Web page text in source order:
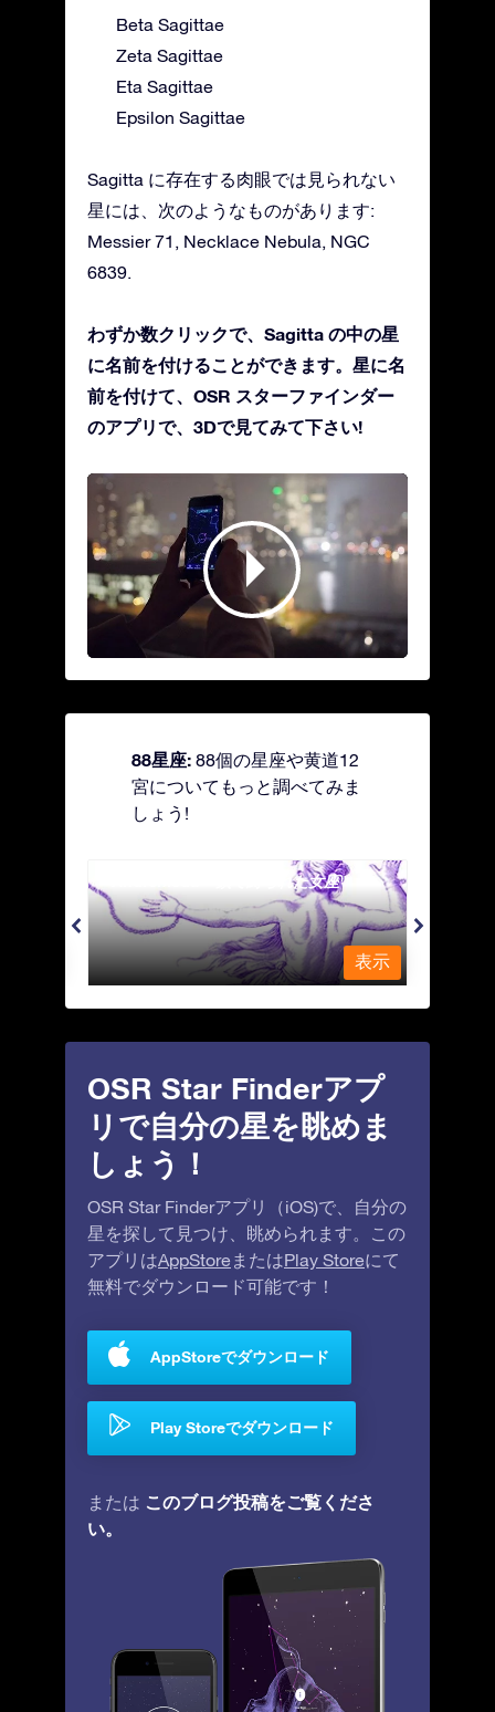
Beta Sagittae
Zeta Sagittae
Eta Sagittae
Epsilon Sagittae
Sagitta に存在する肉眼では見られない
星には、次のようなものがあります:
Messier 71, Necklace Nebula, NGC
6839.
わずか数クリックで、Sagitta の中の星
に名前を付けることができます。星に名
前を付けて、OSR スターファインダー
のアプリで、3Dで見てみて下さい!
88星座: 88個の星座や黄道12
宮についてもっと調べてみま
しょう!
Andromeda - 鎖で縛られた女座
表示
OSR Star Finderアプ
リで自分の星を眺めま
しょう！
OSR Star Finderアプリ（iOS)で、自分の
星を探して見つけ、眺められます。この
アプリはAppStore またはPlay Storeにて
無料でダウンロード可能です！
AppStoreでダウンロード
Play Storeでダウンロード
または このブログ投稿をご覧くださ
い。